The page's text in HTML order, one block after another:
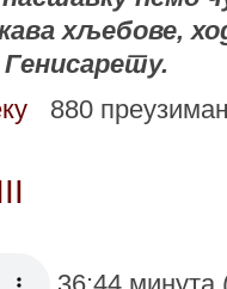
хљебове,
Генисарету.
880
36:44